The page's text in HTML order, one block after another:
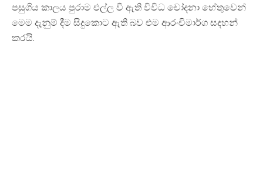
පසුගිය කාලය පුරාම එල්ල වී ඇති විවිධ චෝදනා හේතුවෙන්
මෙම දැනුම් දීම සිදුකොට ඇති බව එම ආරංචිමාර්ග සදහන්
කරයි.